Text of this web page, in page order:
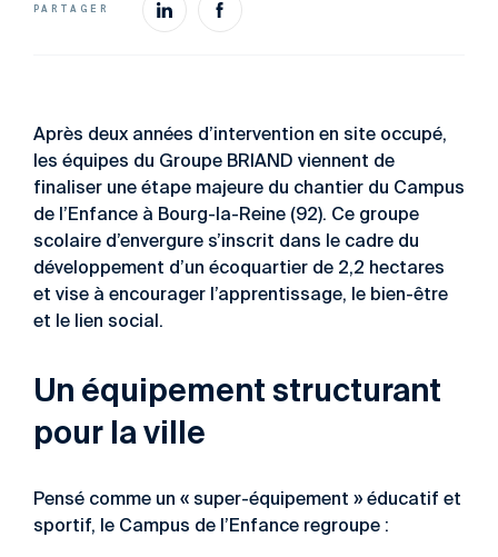
PARTAGER
Après deux années d’intervention en site occupé,
les équipes du Groupe BRIAND viennent de
finaliser une étape majeure du chantier du Campus
de l’Enfance à Bourg-la-Reine (92). Ce groupe
scolaire d’envergure s’inscrit dans le cadre du
développement d’un écoquartier de 2,2 hectares
et vise à encourager l’apprentissage, le bien-être
et le lien social.
Un équipement structurant
pour la ville
Pensé comme un « super-équipement » éducatif et
sportif, le Campus de l’Enfance regroupe :